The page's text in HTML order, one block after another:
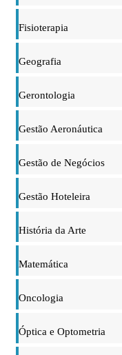
Fisioterapia
Geografia
Gerontologia
Gestão Aeronáutica
Gestão de Negócios
Gestão Hoteleira
História da Arte
Matemática
Oncologia
Óptica e Optometria